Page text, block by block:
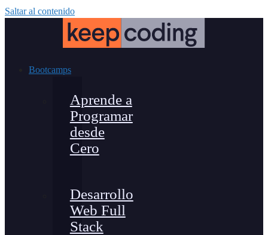
Saltar al contenido
Bootcamps
Aprende a
Programar
desde
Cero
Desarrollo
Web Full
Stack